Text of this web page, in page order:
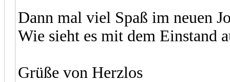
Dann mal viel Spaß im neuen
Wie sieht es mit dem Einstand
Grüße von Herzlos